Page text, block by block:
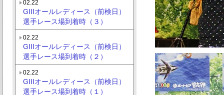
02.22
GIIIオールレディース（前検日）
選手レース場到着時（３）
02.22
GIIIオールレディース（前検日）
選手レース場到着時（２）
02.22
GIIIオールレディース（前検日）
選手レース場到着時（１）